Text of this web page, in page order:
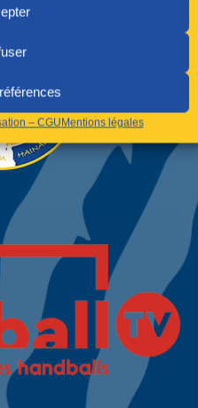
– CGUMentions légales